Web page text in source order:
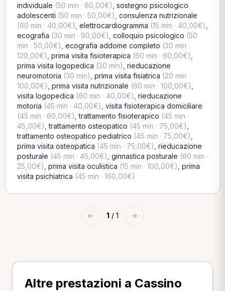
individuale (50 min · 60,00€) sostegno psicologico
adolescenti (50 min · 50,00€) consulenza nutrizionale
(60 min · 40,00€) elettrocardiogramma (15 min · 40,00€)
ecografia (30 min · 90,00€) colloquio psicologico (50
min · 50,00€) ecografia addome completo (30 min ·
120,00€) prima visita fisioterapica (60 min · 60,00€)
prima visita logopedica (30 min) rieducazione
neuromotoria (30 min) prima visita fisiatrica (20 min ·
100,00€) prima visita nutrizionale (60 min · 100,00€)
visita logopedica (60 min · 40,00€) rieducazione
motoria (45 min · 40,00€) visita fisioterapica domiciliare
(45 min · 60,00€) ,trattamento fisioterapico (45 min ·
45,00€) ,trattamento osteopatico (45 min · 75,00€)
trattamento osteopatico pediatrico (45 min · 75,00€)
prima visita osteopatica (45 min · 75,00€) rieducazione
posturale (45 min · 45,00€) ginnastica posturale (60 min ·
25,00€) prima visita oculistica (15 min · 100,00€) prima
visita psichiatrica (45 min · 160,00€)
← 1 / 1 →
Altre prestazioni a Cassino